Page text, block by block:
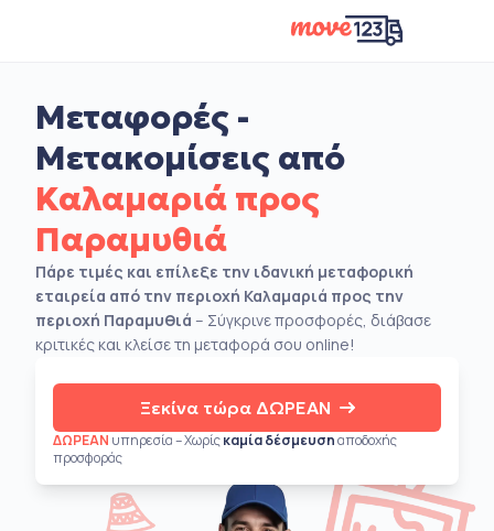
Μεταφορές -
Μετακομίσεις από
Καλαμαριά προς
Παραμυθιά
Πάρε τιμές και επίλεξε την ιδανική μεταφορική
εταιρεία από την περιοχή Καλαμαριά προς την
περιοχή Παραμυθιά – Σύγκρινε προσφορές, διάβασε
κριτικές και κλείσε τη μεταφορά σου online!
Ξεκίνα τώρα ΔΩΡΕΑΝ
ΔΩΡΕΑΝ υπηρεσία – Χωρίςκαμία δέσμευσηαποδοχής
προσφοράς